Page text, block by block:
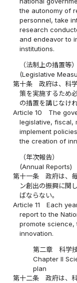
the autonomy of
personnel, take
research
and endeavor to
institutions.
（法制上の措置等）
(Legislative
第十条
政府は、科
策を実施するため
の措置を講じなけ
Article 10
The
legislative, fiscal,
implement
the creation of
（年次報告）
(Annual Reports)
第十一条
政府は、
ン創出の振興に関
ばならない。
Article 11
Each
report to the
promote
innovation.
第二章 科学
Chapter II
plan
第十二条
政府は、